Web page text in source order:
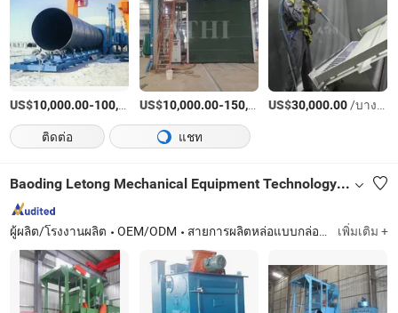
US$10,000.00-100,000.00 /บางส่วน
US$10,000.00-150,000.00 /เตรียมตัว
US$30,000.00/บางส่วน
ติดต่อ
แชท
Baoding Letong Mechanical Equipment Technology Co., Ltd.
ผู้ผลิต/โรงงานผลิต OEM/ODM สายการผลิตหล่อแบบกล่องที่มีการแบ่งส่วนแนวตั้ง, สายการหล่ออัตโนมัติแบบแรงดันสถิต, เครื่องเท, สายการฟื้นฟูเรซินทราย, เครื่องยิงระเบิด, เครื่องหล่อแบบไม่มีกล่องแนวนอน, อุปกรณ์บำบัดทรายดินเหนียว เพิ่มเติม +